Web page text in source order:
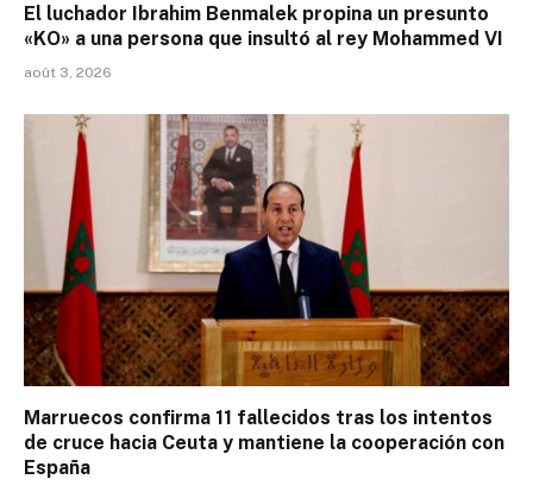
El luchador Ibrahim Benmalek propina un presunto
«KO» a una persona que insultó al rey Mohammed VI
août 3, 2026
Marruecos confirma 11 fallecidos tras los intentos
de cruce hacia Ceuta y mantiene la cooperación con
España